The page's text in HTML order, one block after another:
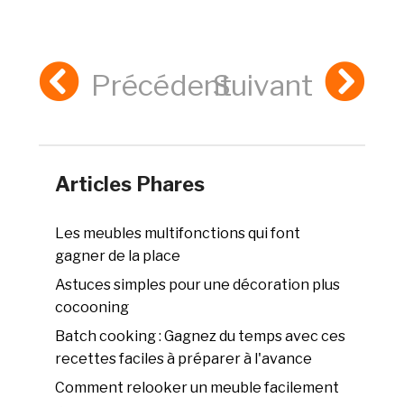
PrécédentSuivant
Articles Phares
Les meubles multifonctions qui font
gagner de la place
Astuces simples pour une décoration plus
cocooning
Batch cooking : Gagnez du temps avec ces
recettes faciles à préparer à l'avance
Comment relooker un meuble facilement